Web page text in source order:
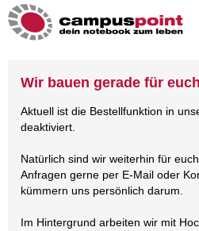
Wir bauen gerade für
Aktuell ist die Bestellfunktion in
deaktiviert.
Natürlich sind wir weiterhin für
Anfragen gerne per E-Mail oder
kümmern uns persönlich darum.
Im Hintergrund arbeiten wir mit